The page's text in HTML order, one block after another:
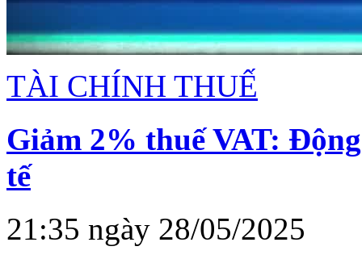
TÀI CHÍNH THUẾ
Giảm 2% thuế VAT:
tế
21:35 ngày 28/05/2025